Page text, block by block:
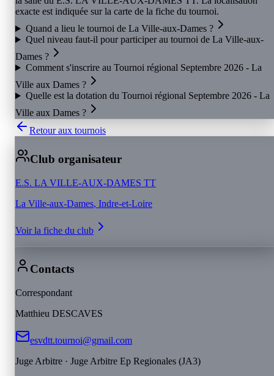
exacte est indiquée sur la carte de la fiche du tournoi.
Quand a lieu le tournoi de La Ville-aux-Dames ?
Quel niveau faut-il pour participer au tournoi de La Ville-aux-
Dames ?
Comment s'inscrire au Tournoi régional Septembre 2026 - La
Ville aux Dames ?
Quelle est la dotation du Tournoi régional Septembre 2026 - La
Ville aux Dames ?
Retour aux tournois
Club organisateur
E.S. LA VILLE-AUX-DAMES TT
La Ville-aux-Dames, Indre-et-Loire
Voir la fiche du club
Contacts
Correspondant
Matthieu DESCAVES
esvdtt.tournoi@gmail.com
Juge Arbitre · Juge Arbitre Ep Regionales (JA3)